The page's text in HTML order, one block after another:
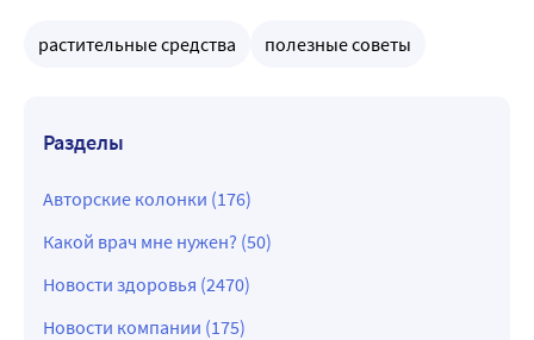
растительные средства полезные советы
Разделы
Авторские колонки (176)
Какой врач мне нужен? (50)
Новости здоровья (2470)
Новости компании (175)